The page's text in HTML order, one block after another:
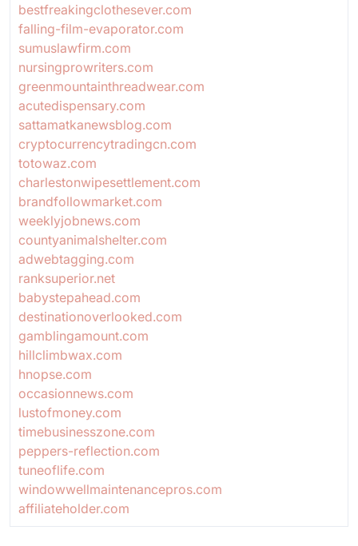
bestfreakingclothesever.com
falling-film-evaporator.com
sumuslawfirm.com
nursingprowriters.com
greenmountainthreadwear.com
acutedispensary.com
sattamatkanewsblog.com
cryptocurrencytradingcn.com
totowaz.com
charlestonwipesettlement.com
brandfollowmarket.com
weeklyjobnews.com
countyanimalshelter.com
adwebtagging.com
ranksuperior.net
babystepahead.com
destinationoverlooked.com
gamblingamount.com
hillclimbwax.com
hnopse.com
occasionnews.com
lustofmoney.com
timebusinesszone.com
peppers-reflection.com
tuneoflife.com
windowwellmaintenancepros.com
affiliateholder.com